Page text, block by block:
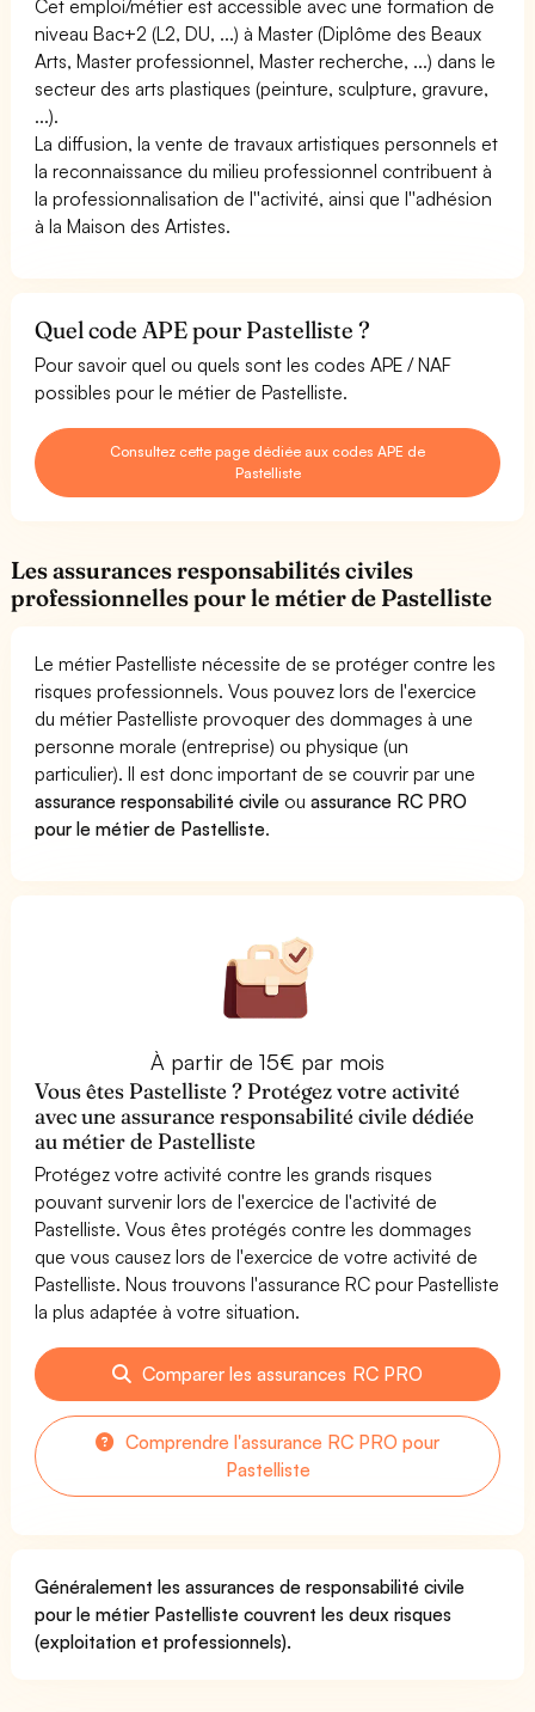
Cet emploi/métier est accessible avec une formation de
niveau Bac+2 (L2, DU, ...) à Master (Diplôme des Beaux
Arts, Master professionnel, Master recherche, ...) dans le
secteur des arts plastiques (peinture, sculpture, gravure,
...).
La diffusion, la vente de travaux artistiques personnels et
la reconnaissance du milieu professionnel contribuent à
la professionnalisation de l''activité, ainsi que l''adhésion
à la Maison des Artistes.
Quel code APE pour Pastelliste ?
Pour savoir quel ou quels sont les codes APE / NAF
possibles pour le métier de Pastelliste.
Consultez cette page dédiée aux codes APE de
Pastelliste
Les assurances responsabilités civiles
professionnelles pour le métier de Pastelliste
Le métier Pastelliste nécessite de se protéger contre les
risques professionnels. Vous pouvez lors de l'exercice
du métier Pastelliste provoquer des dommages à une
personne morale (entreprise) ou physique (un
particulier). Il est donc important de se couvrir par une
assurance responsabilité civile ouassurance RC PRO
pour le métier de Pastelliste.
À partir de 15€ par mois
Vous êtes Pastelliste ? Protégez votre activité
avec une assurance responsabilité civile dédiée
au métier de Pastelliste
Protégez votre activité contre les grands risques
pouvant survenir lors de l'exercice de l'activité de
Pastelliste. Vous êtes protégés contre les dommages
que vous causez lors de l'exercice de votre activité de
Pastelliste. Nous trouvons l'assurance RC pour Pastelliste
la plus adaptée à votre situation.
Comparer les assurances RC PRO
Comprendre l'assurance RC PRO pour
Pastelliste
Généralement les assurances de responsabilité civile
pour le métier Pastelliste couvrent les deux risques
(exploitation et professionnels).